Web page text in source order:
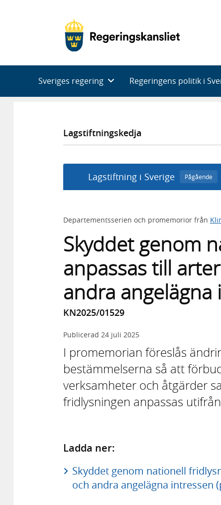
Sveriges regering Regeringens politik i
Lagstiftningskedja
Lagstiftning i Sverige Pågående
Departementsserien och promemorior från
Skyddet genom
anpassas till
andra angelägna
KN2025/01529
Publicerad 24 juli 2025
I promemorian föreslås
bestämmelserna så att
verksamheter och åtgärder
fridlysningen anpassas
Ladda ner:
Skyddet genom nationell
och andra angelägna intressen